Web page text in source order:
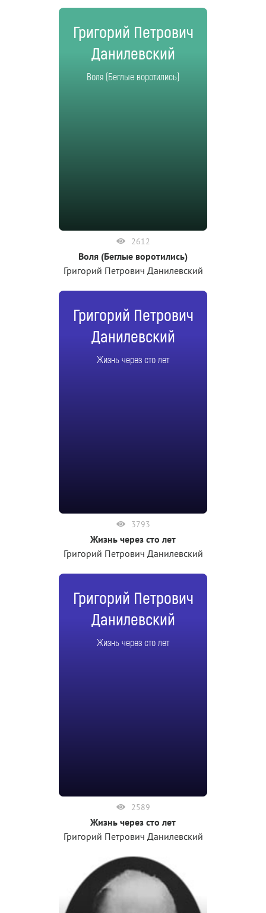
Григорий Петрович
Данилевский
Воля (Беглые воротились)
2612
Воля (Беглые воротились)
Григорий Петрович Данилевский
Григорий Петрович
Данилевский
Жизнь через сто лет
3793
Жизнь через сто лет
Григорий Петрович Данилевский
Григорий Петрович
Данилевский
Жизнь через сто лет
2589
Жизнь через сто лет
Григорий Петрович Данилевский